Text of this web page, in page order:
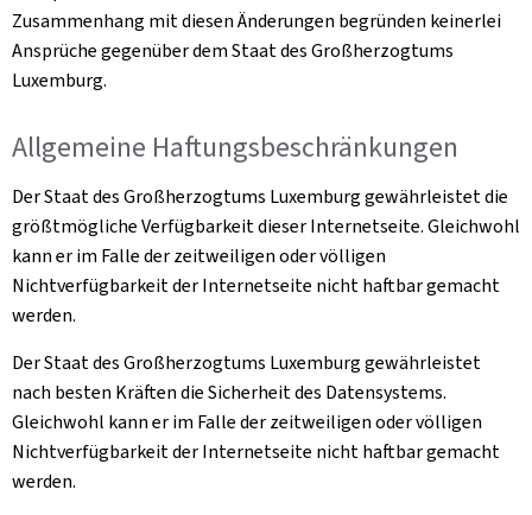
Zusammenhang mit diesen Änderungen begründen keinerlei
Ansprüche gegenüber dem Staat des Großherzogtums
Luxemburg.
Allgemeine Haftungsbeschränkungen
Der Staat des Großherzogtums Luxemburg gewährleistet die
größtmögliche Verfügbarkeit dieser Internetseite. Gleichwohl
kann er im Falle der zeitweiligen oder völligen
Nichtverfügbarkeit der Internetseite nicht haftbar gemacht
werden.
Der Staat des Großherzogtums Luxemburg gewährleistet
nach besten Kräften die Sicherheit des Datensystems.
Gleichwohl kann er im Falle der zeitweiligen oder völligen
Nichtverfügbarkeit der Internetseite nicht haftbar gemacht
werden.